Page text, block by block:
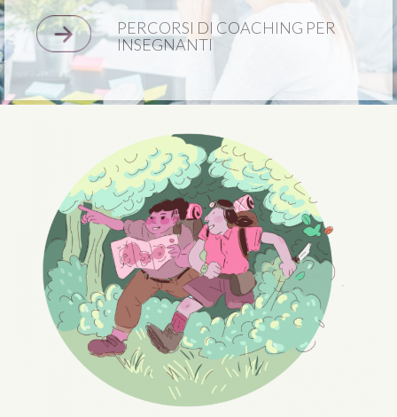
PERCORSI DI COACHING PER
INSEGNANTI